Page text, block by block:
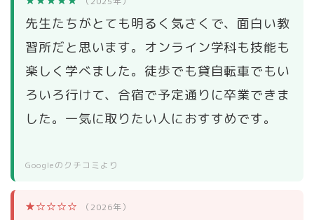
先生たちがとても明るく気さくで、面白い教
習所だと思います。オンライン学科も技能も
楽しく学べました。徒歩でも貸自転車でもい
ろいろ行けて、合宿で予定通りに卒業できま
した。一気に取りたい人におすすめです。
Googleのクチコミより
★☆☆☆☆ （2026年）